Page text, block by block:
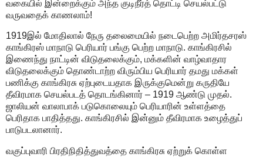
வகையில் இன்றைக்கும் அந்த குடிநீர்த் தொட்டி செயல்பட்டு
வருவதைக் காணலாம்!
1919இல் மோதிலால் நேரு தலைமையில் நடைபெற்ற அமிர்தசரஸ்
காங்கிரஸ் மாநாடு பெரியார் பங்கு பெற்ற மாநாடு. காங்கிரசில்
இணைந்து நாட்டின் விடுதலைக்கும், மக்களின் வாழ்வாதார
விடுதலைக்கும் தொண்டாற்ற விரும்பிய பெரியார் தமது மக்கள்
பணிக்கு காங்கிரசு ஏற்புடையதாக இருக்குமென்று கருதியே
தீவிரமாக செயல்படத் தொடங்கினார் – 1919 ஆண்டு முதல்.
ஜாலியன் வாலாபாக் படுகொலையும் பெரியாரின் உள்ளத்தை
பெரிதாக பாதித்தது. காங்கிரசில் இன்னும் தீவிரமாக உழைத்துப்
பாடுபடலானார்.
வகுப்புவாரி பிரதிநிதித்துவத்தை காங்கிரசு ஏற்றுக் கொள்ள